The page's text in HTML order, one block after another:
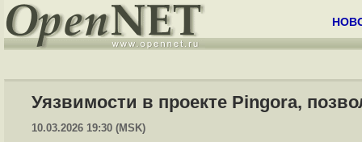
Уязвимости в проекте Pingora,
10.03.2026 19:30 (MSK)